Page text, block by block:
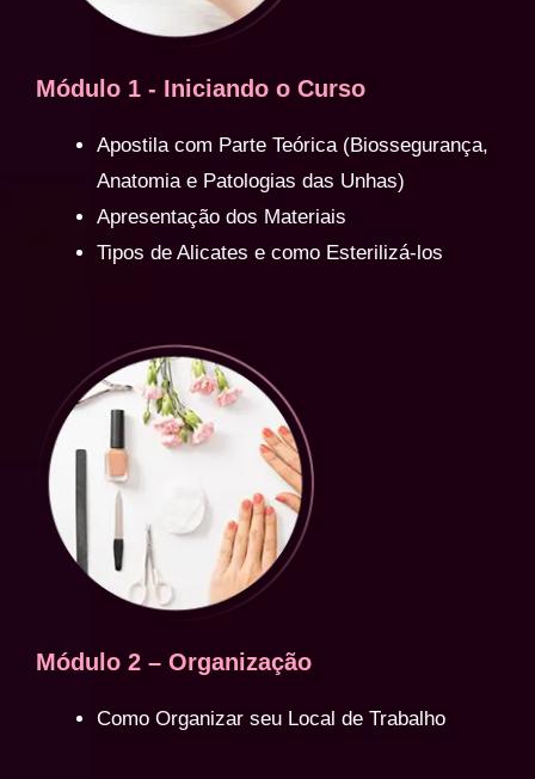
Módulo 1 - Iniciando o Curso
Apostila com Parte Teórica (Biossegurança,
Anatomia e Patologias das Unhas)
Apresentação dos Materiais
Tipos de Alicates e como Esterilizá-los
Módulo 2 – Organização
Como Organizar seu Local de Trabalho